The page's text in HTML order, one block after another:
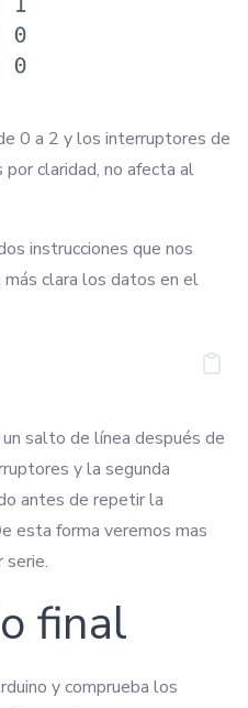
0 a 2 y los interruptores de
por claridad, no afecta al
instrucciones que nos
más clara los datos en el
salto de línea después de
y la segunda
antes de repetir la
esta forma veremos mas
final
y comprueba los